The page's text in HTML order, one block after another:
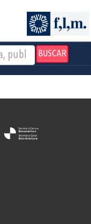
BUSCAR